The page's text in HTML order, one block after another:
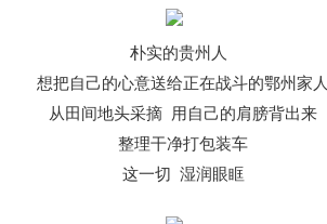
朴实的贵州人
想把自己的心意送给正在战斗的鄂州家人
从田间地头采摘 用自己的肩膀背出来
整理干净打包装车
这一切 湿润眼眶